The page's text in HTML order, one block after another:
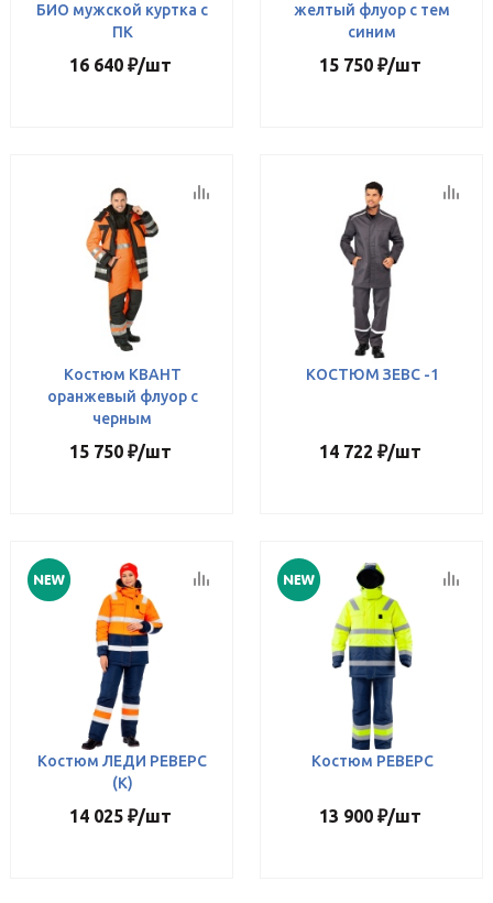
БИО мужской куртка с
ПК
16 640₽/шт
желтый флуор с тем
синим
15 750₽/шт
Костюм КВАНТ
оранжевый флуор с
черным
15 750₽/шт
КОСТЮМ ЗЕВС -1
14 722 ₽/шт
Костюм ЛЕДИ РЕВЕРС
(К)
14 025₽/шт
Костюм РЕВЕРС
13 900₽/шт